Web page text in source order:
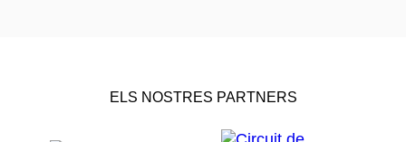
ELS NOSTRES PARTNERS